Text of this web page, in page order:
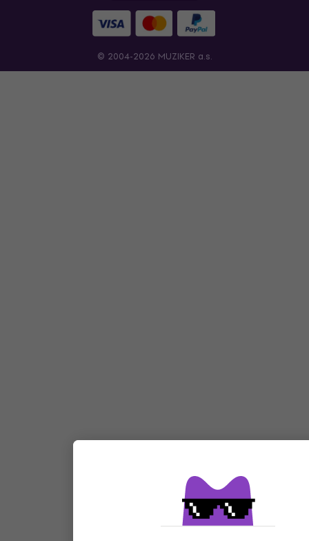
© 2004-2026 MUZIKER a.s.